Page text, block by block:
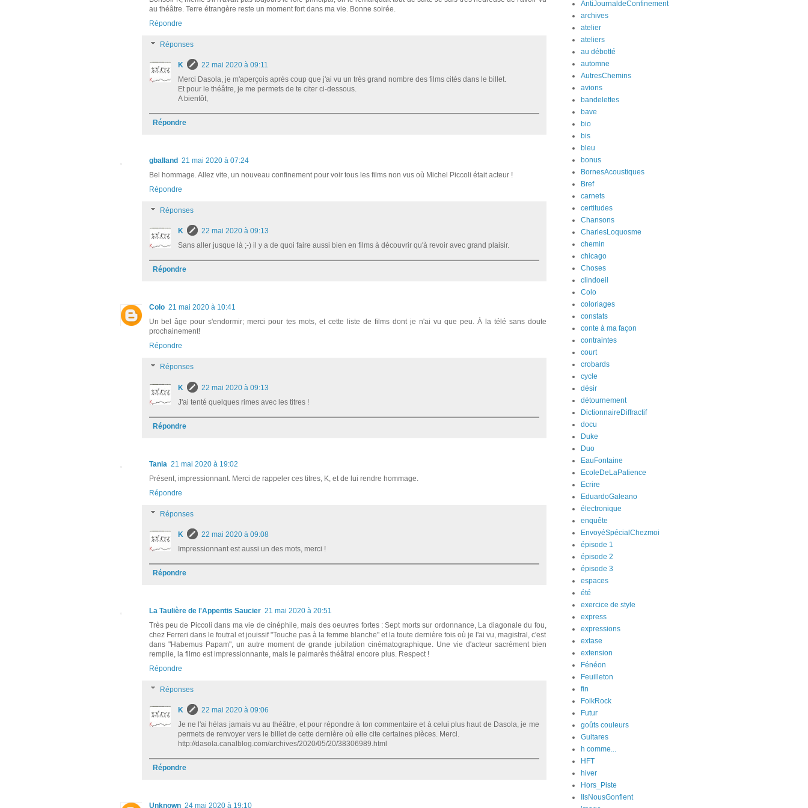
au théâtre. Terre étrangère reste un moment fort dans ma vie. Bonne soirée.
Répondre
Réponses
K
22 mai 2020 à 09:11
Merci Dasola, je m'aperçois après coup que j'ai vu un très grand nombre des films cités dans le billet.
Et pour le théâtre, je me permets de te citer ci-dessous.
A bientôt,
Répondre
gballand 21 mai 2020 à 07:24
Bel hommage. Allez vite, un nouveau confinement pour voir tous les films non vus où Michel Piccoli était acteur !
Répondre
Réponses
K
22 mai 2020 à 09:13
Sans aller jusque là ;-) il y a de quoi faire aussi bien en films à découvrir qu'à revoir avec grand plaisir.
Répondre
Colo 21 mai 2020 à 10:41
Un bel âge pour s'endormir; merci pour tes mots, et cette liste de films dont je n'ai vu que peu. À la télé sans doute
prochainement!
Répondre
Réponses
K
22 mai 2020 à 09:13
J'ai tenté quelques rimes avec les titres !
Répondre
Tania 21 mai 2020 à 19:02
Présent, impressionnant. Merci de rappeler ces titres, K, et de lui rendre hommage.
Répondre
Réponses
K
22 mai 2020 à 09:08
Impressionnant est aussi un des mots, merci !
Répondre
La Taulière de l'Appentis Saucier 21 mai 2020 à 20:51
Très peu de Piccoli dans ma vie de cinéphile, mais des oeuvres fortes : Sept morts sur ordonnance, La diagonale du fou,
chez Ferreri dans le foutral et jouissif "Touche pas à la femme blanche" et la toute dernière fois où je l'ai vu, magistral, c'est
dans "Habemus Papam", un autre moment de grande jubilation cinématographique. Une vie d'acteur sacrément bien
remplie, la filmo est impressionnante, mais le palmarès théâtral encore plus. Respect !
Répondre
Réponses
K
22 mai 2020 à 09:06
Je ne l'ai hélas jamais vu au théâtre, et pour répondre à ton commentaire et à celui plus haut de Dasola, je me
permets de renvoyer vers le billet de cette dernière où elle cite certaines pièces. Merci.
http://dasola.canalblog.com/archives/2020/05/20/38306989.html
Répondre
Unknown 24 mai 2020 à 19:10
AntiJournaldeConfinement
archives
atelier
ateliers
au débotté
automne
AutresChemins
avions
bandelettes
bave
bio
bis
bleu
bonus
BornesAcoustiques
Bref
carnets
certitudes
Chansons
CharlesLoquosme
chemin
chicago
Choses
clindoeil
Colo
coloriages
constats
conte à ma façon
contraintes
court
crobards
cycle
désir
détournement
DictionnaireDiffractif
docu
Duke
Duo
EauFontaine
EcoleDeLaPatience
Ecrire
EduardoGaleano
électronique
enquête
EnvoyéSpécialChezmoi
épisode 1
épisode 2
épisode 3
espaces
été
exercice de style
express
expressions
extase
extension
Fénéon
Feuilleton
fin
FolkRock
Futur
goûts couleurs
Guitares
h comme...
HFT
hiver
Hors_Piste
IlsNousGonflent